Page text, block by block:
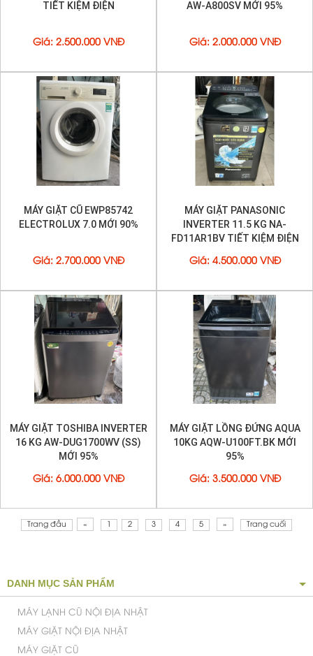
TIẾT KIỆM ĐIỆN
Giá: 2.500.000 VNĐ
AW-A800SV MỚI 95%
Giá: 2.000.000 VNĐ
MÁY GIẶT CŨ EWP85742
ELECTROLUX 7.0 MỚI 90%
Giá: 2.700.000 VNĐ
MÁY GIẶT PANASONIC
INVERTER 11.5 KG NA-
FD11AR1BV TIẾT KIỆM ĐIỆN
Giá: 4.500.000 VNĐ
MÁY GIẶT TOSHIBA INVERTER
16 KG AW-DUG1700WV (SS)
MỚI 95%
Giá : 6.000.000 VNĐ
MÁY GIẶT LỒNG ĐỨNG AQUA
10KG AQW-U100FT.BK MỚI
95%
Giá : 3.500.000 VNĐ
Trang đầu « 2 3 4 5 » Trang cuối
DANH MỤC SẢN PHẨM
MÁY LẠNH CŨ NỘI ĐỊA NHẬT
MÁY GIẶT NỘI ĐỊA NHẬT
MÁY GIẶT CŨ